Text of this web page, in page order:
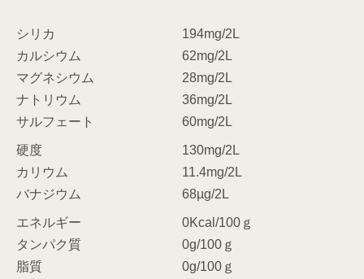
シリカ
194mg/2L
カルシウム
62mg/2L
マグネシウム
28mg/2L
ナトリウム
36mg/2L
サルフェート
60mg/2L
硬度
130mg/2L
カリウム
11.4mg/2L
バナジウム
68µg/2L
エネルギー
0Kcal/100ｇ
タンパク質
0g/100ｇ
脂質
0g/100ｇ